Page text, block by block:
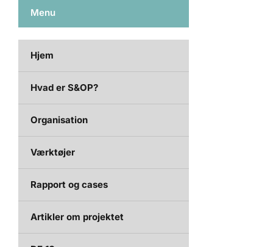
Menu
Hjem
Hvad er S&OP?
Organisation
Værktøjer
Rapport og cases
Artikler om projektet